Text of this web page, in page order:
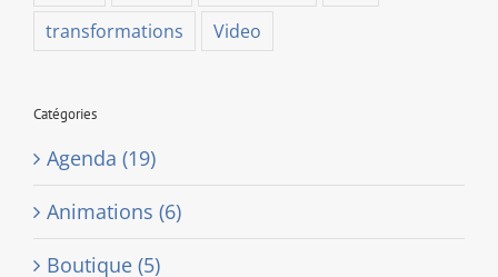
transformations
Video
Catégories
Agenda (19)
Animations (6)
Boutique (5)